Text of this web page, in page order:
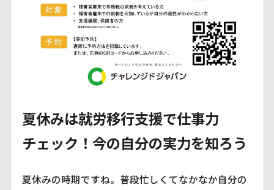
夏休みは就労移行支援で仕事力
チェック！今の自分の実力を知ろう
夏休みの時期ですね。普段忙しくてなかなか自分の